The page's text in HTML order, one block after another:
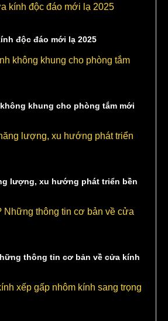
độc đáo mới lạ 2025
khung cho phòng tắm mới
lượng, xu hướng phát triển bền
thông tin cơ bản về cửa kính